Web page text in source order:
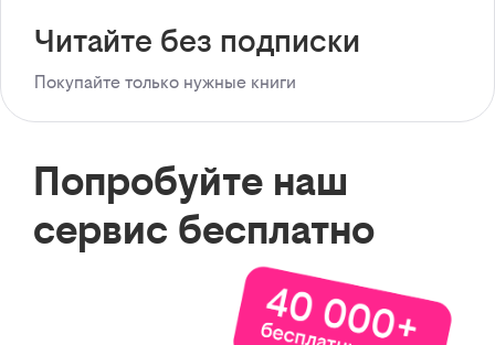
Читайте без подписки
Покупайте только нужные книги
Попробуйте наш
сервис бесплатно